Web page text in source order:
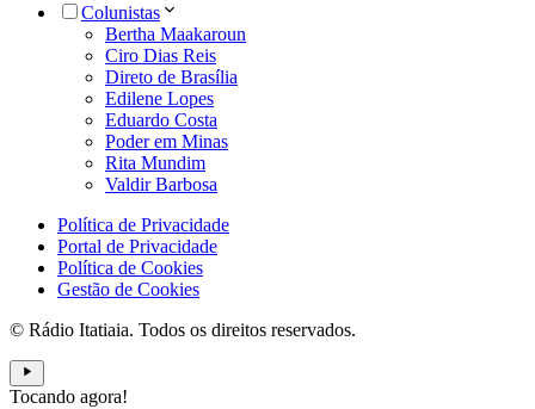
Colunistas
Bertha Maakaroun
Ciro Dias Reis
Direto de Brasília
Edilene Lopes
Eduardo Costa
Poder em Minas
Rita Mundim
Valdir Barbosa
Política de Privacidade
Portal de Privacidade
Política de Cookies
Gestão de Cookies
© Rádio Itatiaia. Todos os direitos reservados.
Tocando agora!